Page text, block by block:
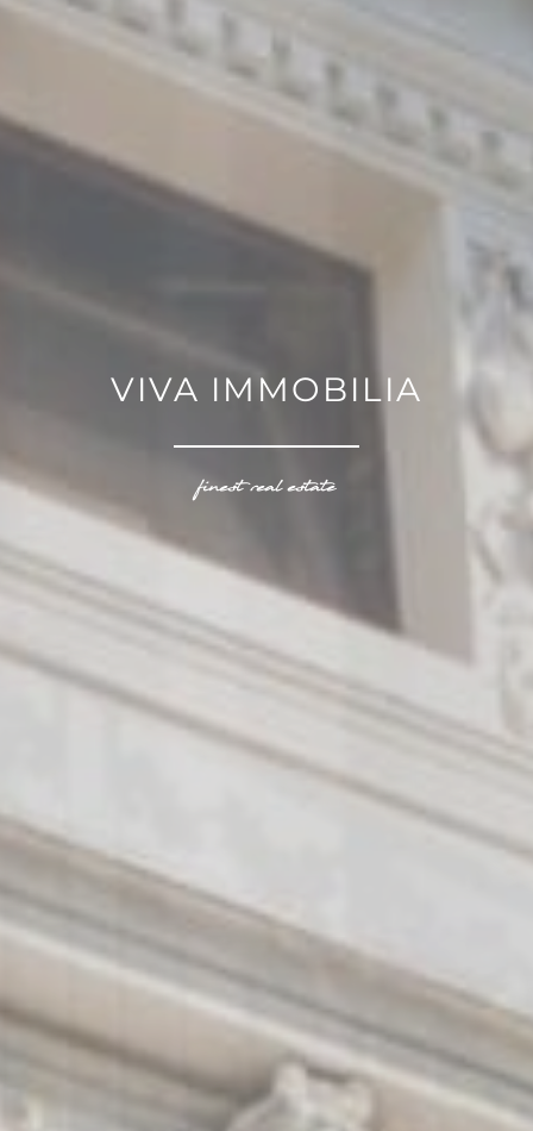
VIVA IMMOBILIA
finest real estate